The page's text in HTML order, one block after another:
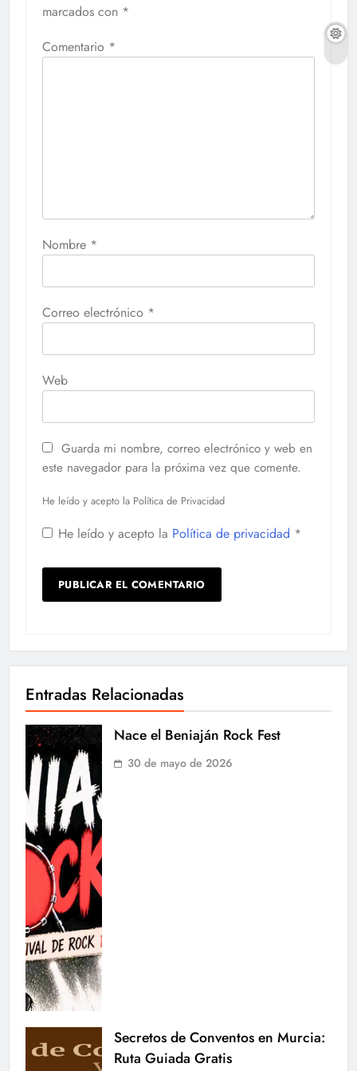
marcados con *
Comentario *
Nombre *
Correo electrónico *
Web
Guarda mi nombre, correo electrónico y web en
este navegador para la próxima vez que comente.
He leído y acepto la Política de Privacidad
He leído y acepto la Política de privacidad *
Entradas Relacionadas
Nace el Beniaján Rock Fest
30 de mayo de 2026
Secretos de Conventos en Murcia:
Ruta Guiada Gratis